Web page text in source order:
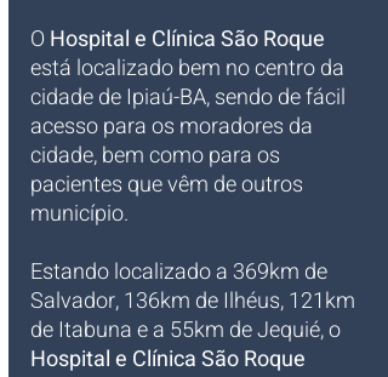
O Hospital e Clínica São Roque
está localizado bem no centro da
cidade de Ipiaú-BA, sendo de fácil
acesso para os moradores da
cidade, bem como para os
pacientes que vêm de outros
município.
Estando localizado a 369km de
Salvador, 136km de Ilhéus, 121km
de Itabuna e a 55km de Jequié, o
Hospital e Clínica São Roque